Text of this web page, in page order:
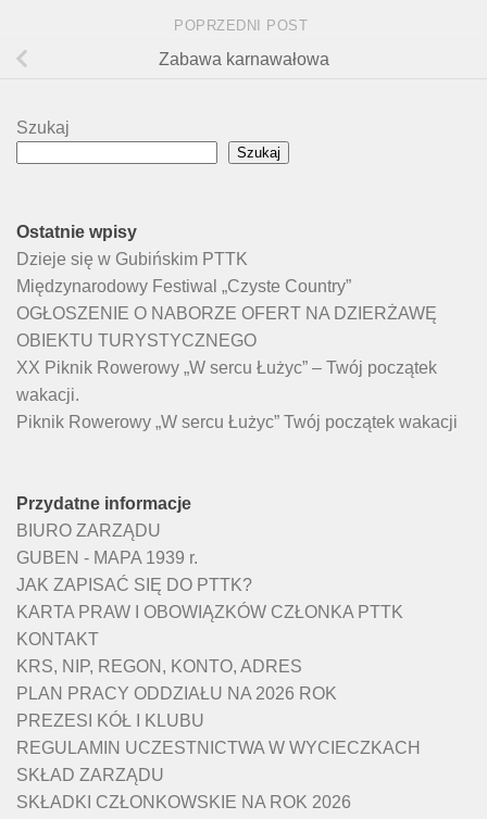
POPRZEDNI POST
Zabawa karnawałowa
Szukaj
Szukaj
Ostatnie wpisy
Dzieje się w Gubińskim PTTK
Międzynarodowy Festiwal „Czyste Country”
OGŁOSZENIE O NABORZE OFERT NA DZIERŻAWĘ
OBIEKTU TURYSTYCZNEGO
XX Piknik Rowerowy „W sercu Łużyc” – Twój początek
wakacji.
Piknik Rowerowy „W sercu Łużyc” Twój początek wakacji
Przydatne informacje
BIURO ZARZĄDU
GUBEN - MAPA 1939 r.
JAK ZAPISAĆ SIĘ DO PTTK?
KARTA PRAW I OBOWIĄZKÓW CZŁONKA PTTK
KONTAKT
KRS, NIP, REGON, KONTO, ADRES
PLAN PRACY ODDZIAŁU NA 2026 ROK
PREZESI KÓŁ I KLUBU
REGULAMIN UCZESTNICTWA W WYCIECZKACH
SKŁAD ZARZĄDU
SKŁADKI CZŁONKOWSKIE NA ROK 2026